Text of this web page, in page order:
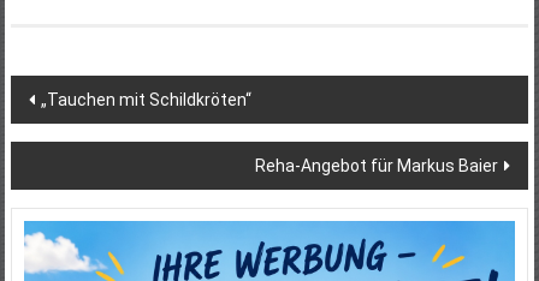
Beitragsnavigation
„Tauchen mit Schildkröten“
Reha-Angebot für Markus Baier